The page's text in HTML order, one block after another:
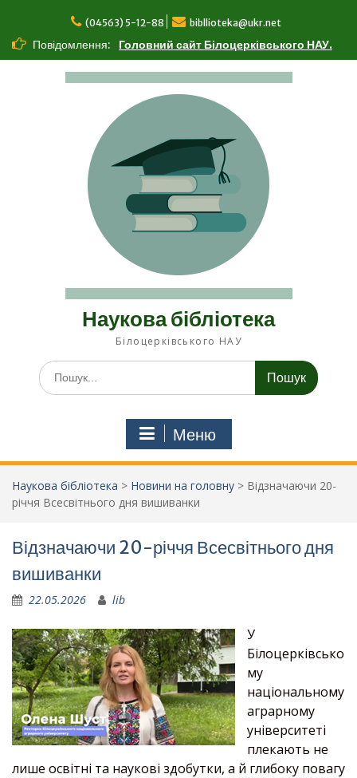
вмісту
(04563) 5-12-88 bibllioteka@ukr.net
Повідомлення: Головний сайт Білоцерківського НАУ.
Наукова бібліотека
Білоцерківського НАУ
Шукати:
Меню
Наукова бібліотека > Новини на головну > Відзначаючи 20-
річчя Всесвітнього дня вишиванки
Відзначаючи 20-річчя Всесвітнього дня
вишиванки
22.05.2026 lib
У
Білоцерківсько
му
національному
аграрному
університеті
плекають не
лише освітні та наукові здобутки, а й глибоку повагу